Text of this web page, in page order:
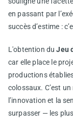
en passant par
succès d’estime :
L'obtention duJeu
car elle place le
productions
colossaux. C’est
l’innovation et la
surpasser — les